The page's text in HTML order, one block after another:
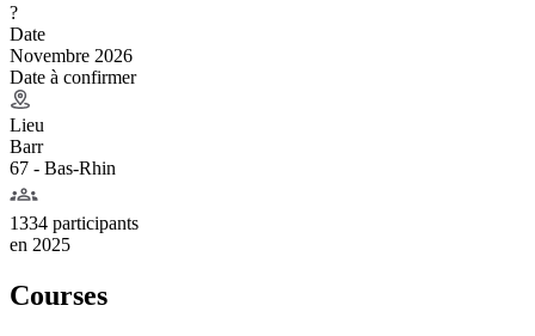
?
Date
Novembre 2026
Date à confirmer
Lieu
Barr
67 - Bas-Rhin
1334 participants
en 2025
Courses